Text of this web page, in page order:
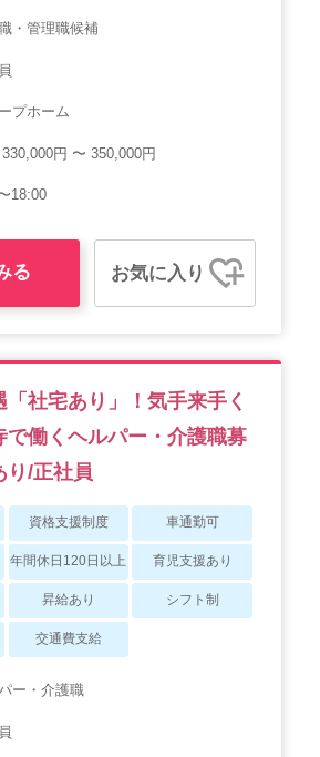
・管理職候補
プホーム
330,000円 〜 350,000円
18:00
る お気に入り
「社宅あり」！気手来手く
で働くヘルパー・介護職募
り/正社員
資格支援制度 車通勤可
年間休日120日以上 育児支援あり
昇給あり シフト制
交通費支給
ー・介護職